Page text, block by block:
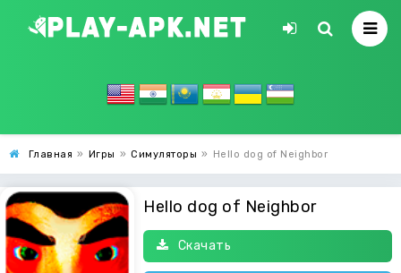
Главная » Игры » Симуляторы » Hello dog of Neighbor
Hello dog of Neighbor
Скачать